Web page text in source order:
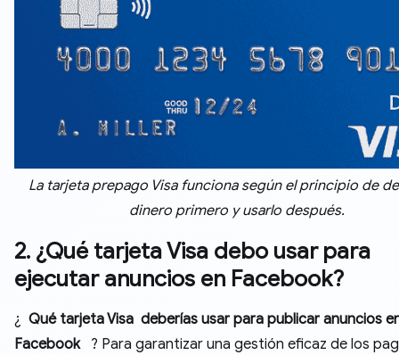
La tarjeta prepago Visa funciona según el principio de
dinero primero y usarlo después.
2. ¿Qué tarjeta Visa debo usar para
ejecutar anuncios en Facebook?
¿ Qué tarjeta Visa deberías usar para publicar anuncios
Facebook ? Para garantizar una gestión eficaz de los